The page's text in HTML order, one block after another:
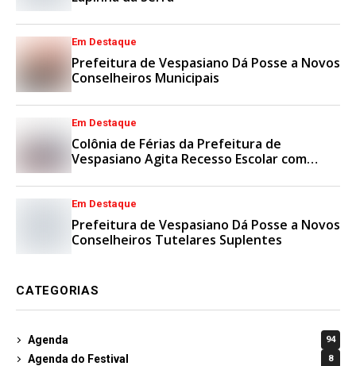
Em Destaque
Prefeitura de Vespasiano Dá Posse a Novos
Conselheiros Municipais
Em Destaque
Colônia de Férias da Prefeitura de
Vespasiano Agita Recesso Escolar com
Em Destaque
Prefeitura de Vespasiano Dá Posse a Novos
Conselheiros Tutelares Suplentes
CATEGORIAS
Agenda 94
Agenda do Festival 8